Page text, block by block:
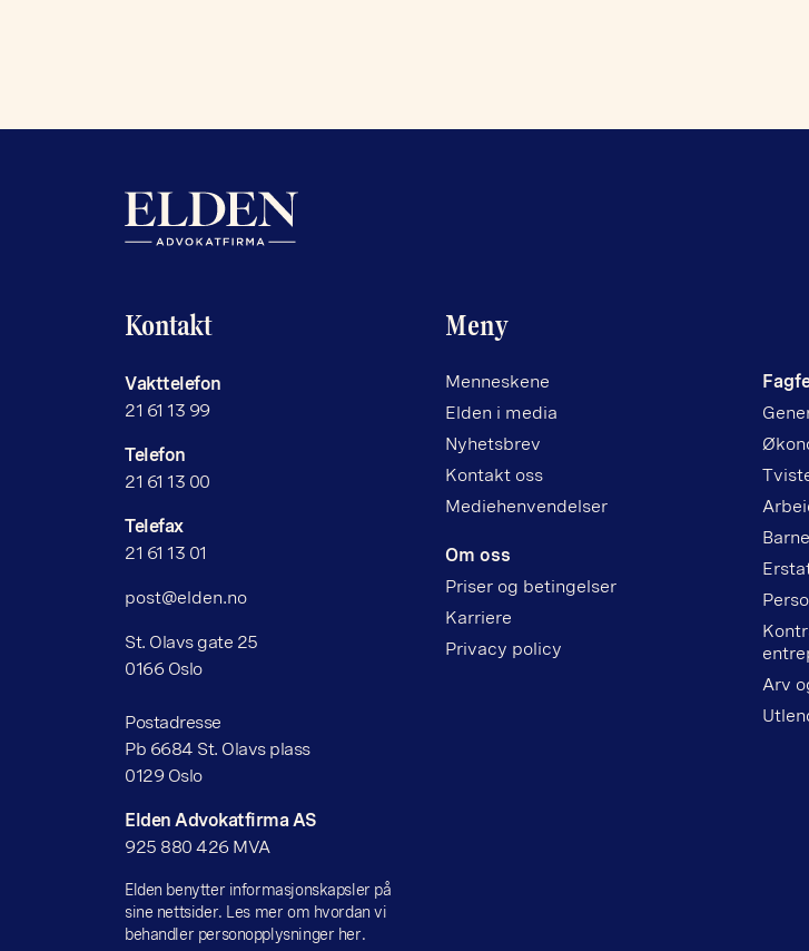
Kontakt
Vakttelefon
21 61 13 99
Telefon
21 61 13 00
Telefax
21 61 13 01
post@elden.no
St. Olavs gate 25
0166 Oslo
Postadresse
Pb 6684 St. Olavs plass
0129 Oslo
Elden Advokatfirma AS
925 880 426 MVA
Elden benytter informasjonskapsler på
sine nettsider. Les mer om hvordan vi
behandler personopplysninger her.
Meny
Menneskene
Elden i media
Nyhetsbrev
Kontakt oss
Mediehenvendelser
Om oss
Priser og betingelser
Karriere
Privacy policy
Arv